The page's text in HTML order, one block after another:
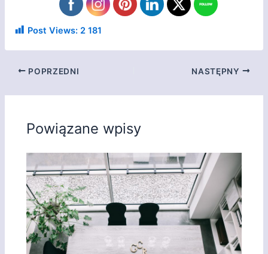
Post Views: 2 181
POPRZEDNI NASTĘPNY
Powiązane wpisy